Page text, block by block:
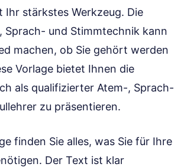
Ihr stärkstes Werkzeug. Die
Sprach- und Stimmtechnik kann
machen, ob Sie gehört werden
Vorlage bietet Ihnen die
als qualifizierter Atem-, Sprach-
zu präsentieren.
finden Sie alles, was Sie für Ihre
Der Text ist klar